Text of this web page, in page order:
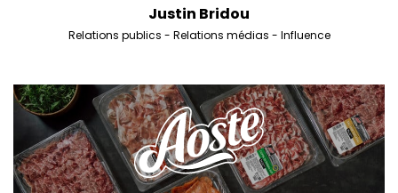
Justin Bridou
Relations publics Relations médias Influence